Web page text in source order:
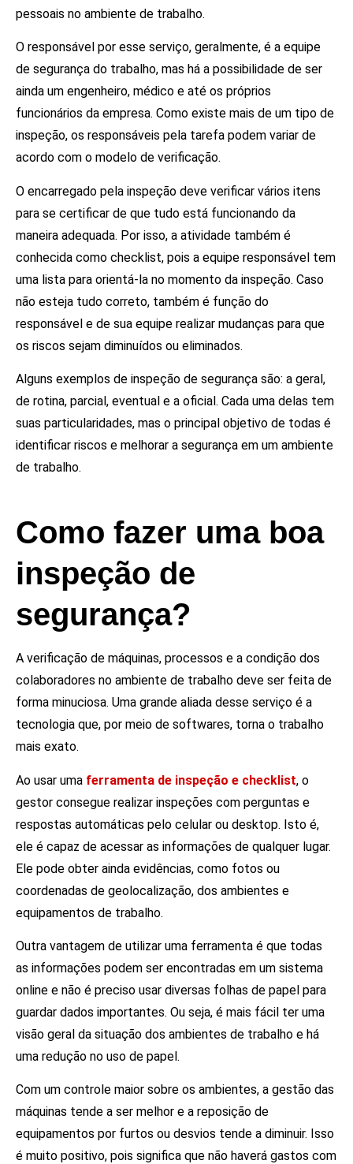
pessoais no ambiente de trabalho.
O responsável por esse serviço, geralmente, é a equipe
de segurança do trabalho, mas há a possibilidade de ser
ainda um engenheiro, médico e até os próprios
funcionários da empresa. Como existe mais de um tipo de
inspeção, os responsáveis pela tarefa podem variar de
acordo com o modelo de verificação.
O encarregado pela inspeção deve verificar vários itens
para se certificar de que tudo está funcionando da
maneira adequada. Por isso, a atividade também é
conhecida como checklist, pois a equipe responsável tem
uma lista para orientá-la no momento da inspeção. Caso
não esteja tudo correto, também é função do
responsável e de sua equipe realizar mudanças para que
os riscos sejam diminuídos ou eliminados.
Alguns exemplos de inspeção de segurança são: a geral,
de rotina, parcial, eventual e a oficial. Cada uma delas tem
suas particularidades, mas o principal objetivo de todas é
identificar riscos e melhorar a segurança em um ambiente
de trabalho.
Como fazer uma boa
inspeção de
segurança?
A verificação de máquinas, processos e a condição dos
colaboradores no ambiente de trabalho deve ser feita de
forma minuciosa. Uma grande aliada desse serviço é a
tecnologia que, por meio de softwares, torna o trabalho
mais exato.
Ao usar uma ferramenta de inspeção e checklist, o
gestor consegue realizar inspeções com perguntas e
respostas automáticas pelo celular ou desktop. Isto é,
ele é capaz de acessar as informações de qualquer lugar.
Ele pode obter ainda evidências, como fotos ou
coordenadas de geolocalização, dos ambientes e
equipamentos de trabalho.
Outra vantagem de utilizar uma ferramenta é que todas
as informações podem ser encontradas em um sistema
online e não é preciso usar diversas folhas de papel para
guardar dados importantes. Ou seja, é mais fácil ter uma
visão geral da situação dos ambientes de trabalho e há
uma redução no uso de papel.
Com um controle maior sobre os ambientes, a gestão das
máquinas tende a ser melhor e a reposição de
equipamentos por furtos ou desvios tende a diminuir. Isso
é muito positivo, pois significa que não haverá gastos com